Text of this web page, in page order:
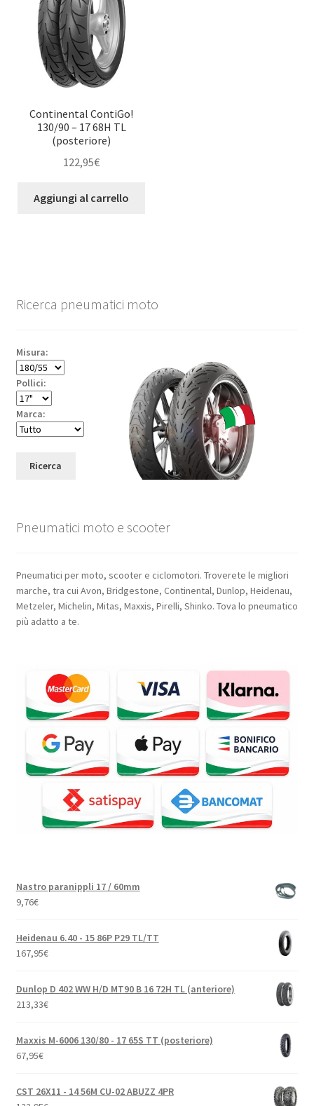
Continental ContiGo!
130/90 – 17 68H TL
(posteriore)
122,95€
Aggiungi al carrello
Ricerca pneumatici moto
Misura:
Pollici:
Marca:
Ricerca
Pneumatici moto e scooter
Pneumatici per moto, scooter e ciclomotori. Troverete le migliori
marche, tra cui Avon, Bridgestone, Continental, Dunlop, Heidenau,
Metzeler, Michelin, Mitas, Maxxis, Pirelli, Shinko. Tova lo pneumatico
più adatto a te.
Nastro paranippli 17 / 60mm
9,76€
Heidenau 6.40 - 15 86P P29 TL/TT
167,95€
Dunlop D 402 WW H/D MT90 B 16 72H TL (anteriore)
213,33€
Maxxis M-6006 130/80 - 17 65S TT (posteriore)
67,95€
CST 26X11 - 14 56M CU-02 ABUZZ 4PR